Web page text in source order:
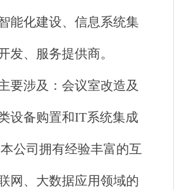
能化建设、信息系统集
发、服务提供商。
要涉及：会议室改造及
设备购置和IT系统集成
公司拥有经验丰富的互
网、大数据应用领域的